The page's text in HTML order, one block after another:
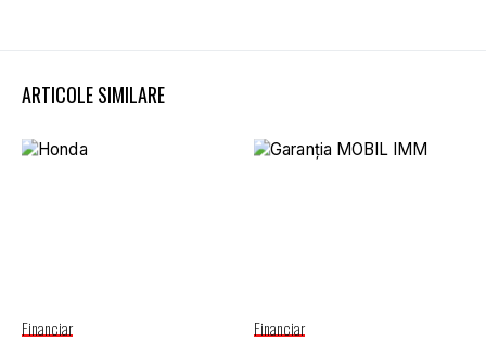
ARTICOLE SIMILARE
Financiar Financiar